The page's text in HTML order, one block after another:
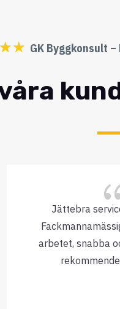
☆☆ GK Byggkonsult
Jättebra
arbetet, snabba